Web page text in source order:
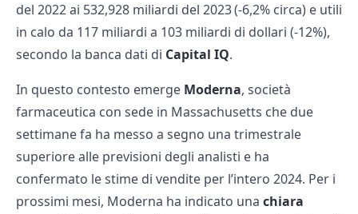
del 2022 ai 532,928 miliardi del 2023 (-6,2% circa) e utili
in calo da 117 miliardi a 103 miliardi di dollari (-12%),
secondo la banca dati di Capital IQ.
In questo contesto emerge Moderna, società
farmaceutica con sede in Massachusetts che due
settimane fa ha messo a segno una trimestrale
superiore alle previsioni degli analisti e ha
confermato le stime di vendite per l’intero 2024. Per i
prossimi mesi, Moderna ha indicato una chiara